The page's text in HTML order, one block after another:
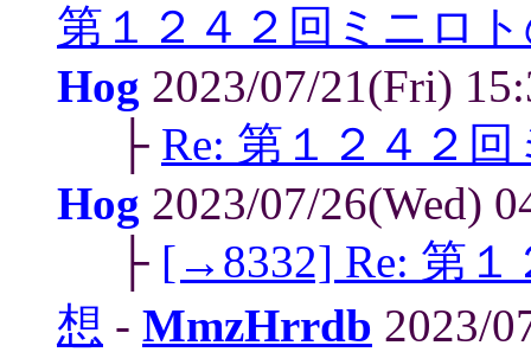
第１２４２回ミニロ
Hog 2023/07/21(Fri)
├ Re: 第１２４２
Hog 2023/07/26(Wed)
├ [→8332] Re: 第１
想 - MmzHrrdb 2023/